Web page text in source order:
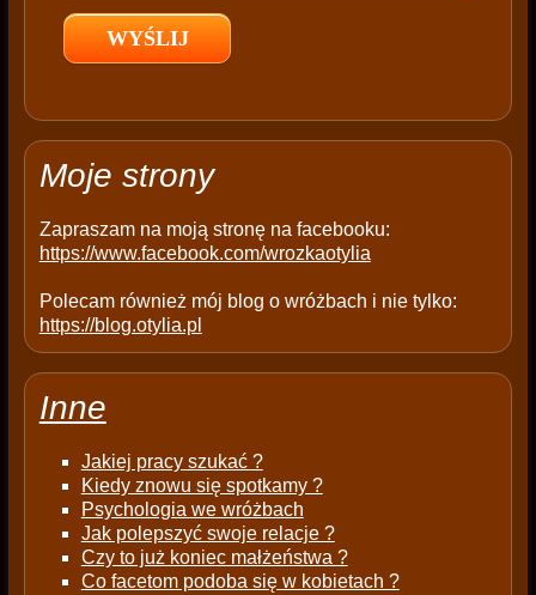
e
p
y
Moje strony
Zapraszam na moją stronę na facebooku:
https://www.facebook.com/wrozkaotylia
Polecam również mój blog o wróżbach i nie tylko:
https://blog.otylia.pl
Inne
Jakiej pracy szukać ?
Kiedy znowu się spotkamy ?
Psychologia we wróżbach
Jak polepszyć swoje relacje ?
Czy to już koniec małżeństwa ?
Co facetom podoba się w kobietach ?